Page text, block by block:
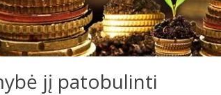
jį patobulinti